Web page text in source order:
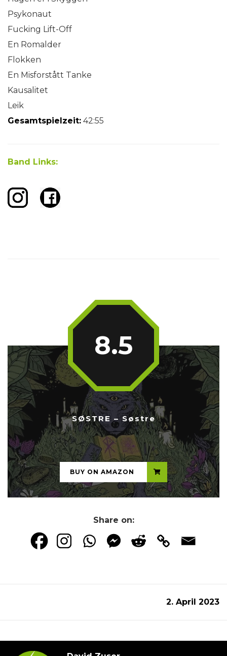
Psykonaut
Fucking Lift-Off
En Romalder
Flokken
En Misforstått Tanke
Kausalitet
Leik
Gesamtspielzeit: 42:55
Band Links:
SØSTRE – Søstre
8.5
...
BUY ON AMAZON
Share on:
2. April 2023